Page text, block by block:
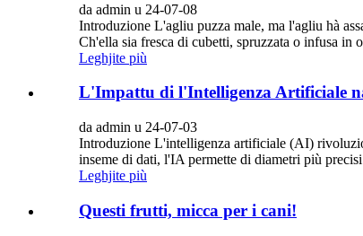
da admin u 24-07-08
Introduzione L'agliu puzza male, ma l'agliu hà
Ch'ella sia fresca di cubetti, spruzzata o infusa in
Leghjite più
L'Impattu di l'Intelligenza Artificiale
da admin u 24-07-03
Introduzione L'intelligenza artificiale (AI)
inseme di dati, l'IA permette di diametri più
Leghjite più
Questi frutti, micca per i cani!